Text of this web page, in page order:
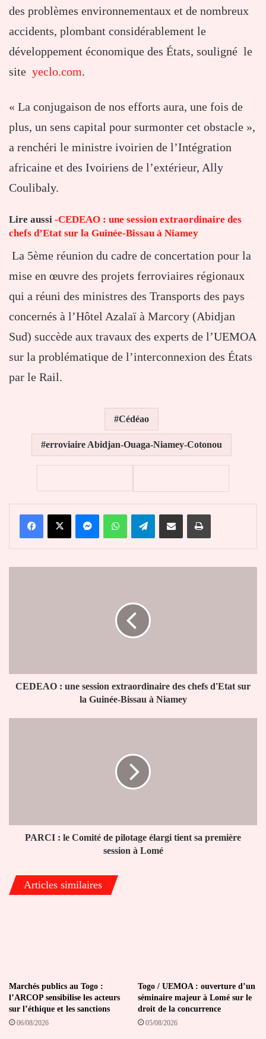
des problèmes environnementaux et de nombreux
accidents, plombant considérablement le
développement économique des États, souligné le
site yeclo.com.
« La conjugaison de nos efforts aura, une fois de
plus, un sens capital pour surmonter cet obstacle »,
a renchéri le ministre ivoirien de l’Intégration
africaine et des Ivoiriens de l’extérieur, Ally
Coulibaly.
Lire aussi -CEDEAO : une session extraordinaire des
chefs d’Etat sur la Guinée-Bissau à Niamey
La 5ème réunion du cadre de concertation pour la
mise en œuvre des projets ferroviaires régionaux
qui a réuni des ministres des Transports des pays
concernés à l’Hôtel Azalaï à Marcory (Abidjan
Sud) succède aux travaux des experts de l’UEMOA
sur la problématique de l’interconnexion des États
par le Rail.
Cédéao
erroviaire Abidjan-Ouaga-Niamey-Cotonou
FacebookX MessengerWhatsAppTelegramPartager par email Imprimer
sur
CEDEAO : une session extraordinaire des chefs d'Etat sur
la Guinée-Bissau à Niamey
sa
première
Lomé
PARCI : le Comité de pilotage élargi tient sa première
session à Lomé
Articles similaires
Marchés publics au Togo :
l’ARCOP sensibilise les acteurs
sur l’éthique et les sanctions
06/08/2026
Togo / UEMOA : ouverture d’un
séminaire majeur à Lomé sur le
droit de la concurrence
05/08/2026